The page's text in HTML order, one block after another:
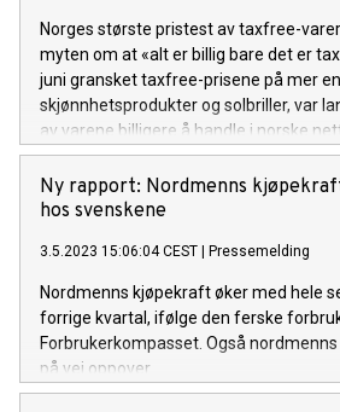
Norges største pristest av taxfree-
myten om at «alt er billig bare det er
juni gransket taxfree-prisene på mer
skjønnhetsprodukter og solbriller, var
av varene billigere å handle i norske
suverent største priskuppene var
Ny rapport: Nordmenns
hos svenskene
3.5.2023 15:06:04 CEST Pressemelding
Nordmenns kjøpekraft øker med hele
forrige kvartal, ifølge den ferske
Forbrukerkompasset. Også
på vei oppover.